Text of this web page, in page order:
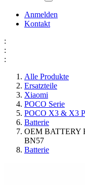
Anmelden
Kontakt
:
:
:
Alle Produkte
Ersatzteile
Xiaomi
POCO Serie
POCO X3 & X3
Batterie
OEM BATTERY
BN57
Batterie